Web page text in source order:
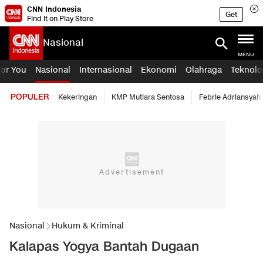
CNN Indonesia
Find it on Play Store
Get
Nasional
MENU
You Nasional Internasional Ekonomi Olahraga
POPULER Kekeringan KMP Mutiara Sentosa Febrie Adriansyah
Nasional Hukum & Kriminal
Kalapas Yogya Bantah Dugaan